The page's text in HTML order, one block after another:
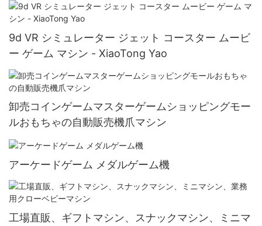
9d VR シミュレーター ジェット コースター ムービ
ー ゲーム マシン - XiaoTong Yao
卸売コインゲームマスターゲームショッピングモー
ルおもちゃの自動販売機爪マシン
アーケードゲーム メダルゲーム機
工場直販、ギフトマシン、スナックマシン、ミニマ